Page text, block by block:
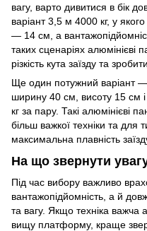
вагу, варто дивитися в бік
варіант 3,5 м 4000 кг, у
— 14 см, а
таких сценаріях
різкість кута заїзду та
Ще один потужний варіант
ширину 40 см, висоту 15 см
кг за пару. Такі алюмінієві
більш важкої техніки та для
максимальна плавність
На що звернути
Під час вибору важливо
вантажопідйомність, а й
та вагу. Якщо техніка важча
вищу платформу, краще